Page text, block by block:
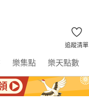
追蹤清單
樂集點 樂天點數